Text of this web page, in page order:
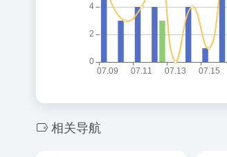
相关导航